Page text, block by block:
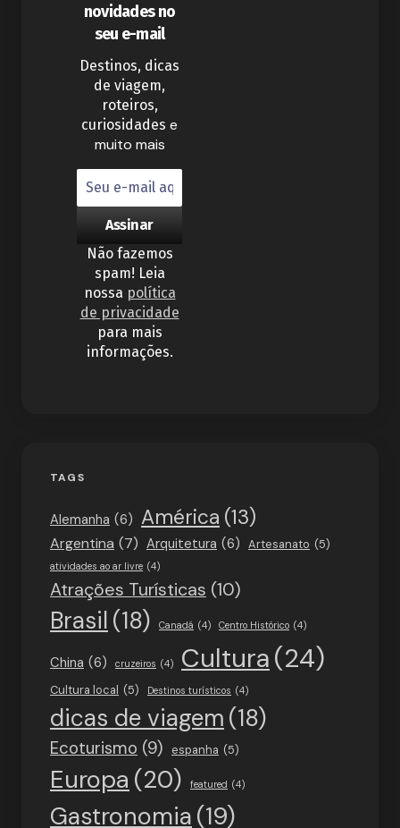
novidades no
seu e-mail
Destinos, dicas
de viagem,
roteiros,
curiosidades e
muito mais
Não fazemos
spam! Leia
nossa política
de privacidade
para mais
informações.
TAGS
Alemanha (6) América (13)
Argentina (7) Arquitetura (6) Artesanato (5)
atividades ao ar livre (4)
Atrações Turísticas (10)
Brasil (18) Canadá (4) Centro Histórico (4)
China (6) cruzeiros (4) Cultura(24)
Cultura local (5) Destinos turísticos (4)
dicas de viagem (18)
Ecoturismo (9) espanha (5)
Europa (20) featured (4)
Gastronomia (19)